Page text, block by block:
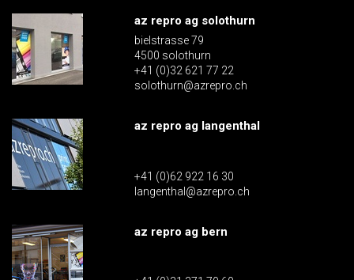
az repro ag solothurn
bielstrasse 79
4500 solothurn
+41 (0)32 621 77 22
solothurn@azrepro.ch
az repro ag langenthal
+41 (0)62 922 16 30
langenthal@azrepro.ch
az repro ag bern